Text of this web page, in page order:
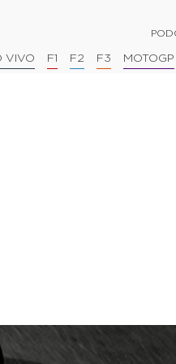
VIVO F1 F2 F3 MOTOGP